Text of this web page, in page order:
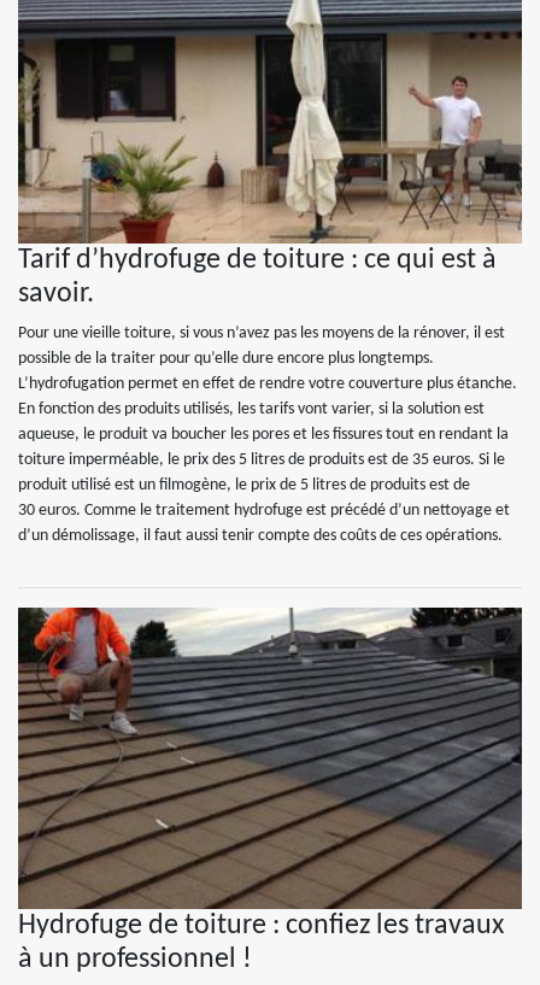
Tarif d’hydrofuge de toiture : ce qui est à
savoir.
Pour une vieille toiture, si vous n’avez pas les moyens de la rénover, il est
possible de la traiter pour qu’elle dure encore plus longtemps.
L’hydrofugation permet en effet de rendre votre couverture plus étanche.
En fonction des produits utilisés, les tarifs vont varier, si la solution est
aqueuse, le produit va boucher les pores et les fissures tout en rendant la
toiture imperméable, le prix des 5 litres de produits est de 35 euros. Si le
produit utilisé est un filmogène, le prix de 5 litres de produits est de
30 euros. Comme le traitement hydrofuge est précédé d’un nettoyage et
d’un démolissage, il faut aussi tenir compte des coûts de ces opérations.
Hydrofuge de toiture : confiez les travaux
à un professionnel !